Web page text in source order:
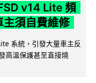
v14 Lite 頻
須自費維修
系統，引發大量車主反
高溫保護甚至直接燒